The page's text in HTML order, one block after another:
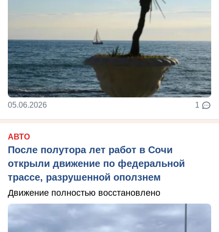
05.06.2026 1
АВТО
После полутора лет работ в Сочи
открыли движение по федеральной
трассе, разрушенной оползнем
Движение полностью восстановлено